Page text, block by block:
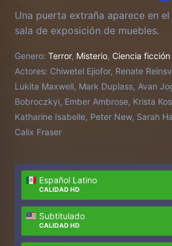
Una puerta extraña aparece en
sala de exposición de muebles.
Genero: Terror, Misterio, Ciencia ficción
Actores: Chiwetel Ejiofor, Renate
Lukita Maxwell, Mark Duplass, Avan
Bobroczkyi, Ember Ambrose, Krista
Katharine Isabelle, Peter New, Sarah
Calix Fraser
Español Latino
CALIDAD HD
Subtitulado
CALIDAD HD